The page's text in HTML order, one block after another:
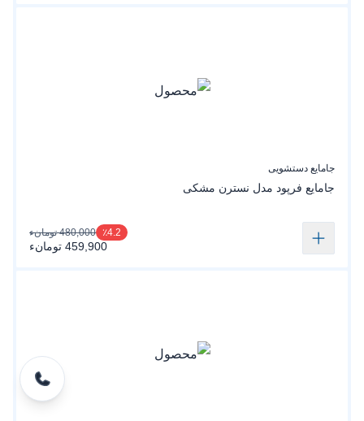
جامایع دستشویی
جامایع‌ فرپود مدل نسترن‌ مشکی‌
٪4.2 480,000 تومانء
459,900 تومانء